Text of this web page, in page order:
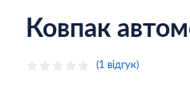
Ковпак
(1 відгук)